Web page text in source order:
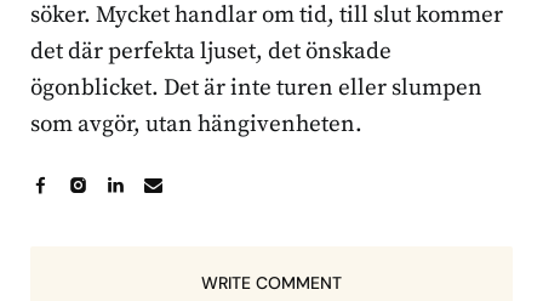
söker. Mycket handlar om tid, till slut kommer
det där perfekta ljuset, det önskade
ögonblicket. Det är inte turen eller slumpen
som avgör, utan hängivenheten.
WRITE COMMENT